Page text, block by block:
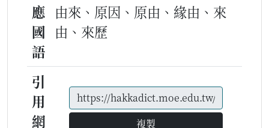
應
國
語
由來、原因、原由、緣由、來
由、來歷
引
用
網
複製